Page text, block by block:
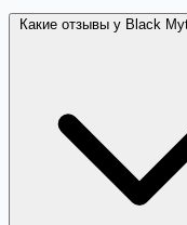
Основной сюжет
прохождение со
секретами — около
Какие отзывы у Black